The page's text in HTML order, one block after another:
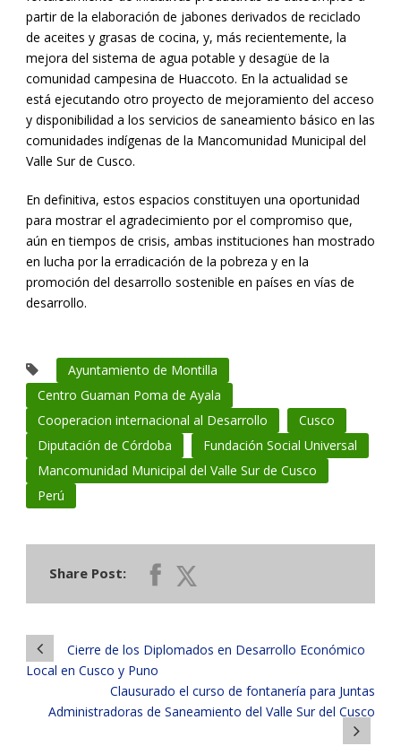
partir de la elaboración de jabones derivados de reciclado
de aceites y grasas de cocina, y, más recientemente, la
mejora del sistema de agua potable y desagüe de la
comunidad campesina de Huaccoto. En la actualidad se
está ejecutando otro proyecto de mejoramiento del acceso
y disponibilidad a los servicios de saneamiento básico en las
comunidades indígenas de la Mancomunidad Municipal del
Valle Sur de Cusco.
En definitiva, estos espacios constituyen una oportunidad
para mostrar el agradecimiento por el compromiso que,
aún en tiempos de crisis, ambas instituciones han mostrado
en lucha por la erradicación de la pobreza y en la
promoción del desarrollo sostenible en países en vías de
desarrollo.
Ayuntamiento de Montilla
Centro Guaman Poma de Ayala
Cooperacion internacional al Desarrollo
Cusco
Diputación de Córdoba
Fundación Social Universal
Mancomunidad Municipal del Valle Sur de Cusco
Perú
Share Post:
Cierre de los Diplomados en Desarrollo Económico
Local en Cusco y Puno
Clausurado el curso de fontanería para Juntas
Administradoras de Saneamiento del Valle Sur del Cusco